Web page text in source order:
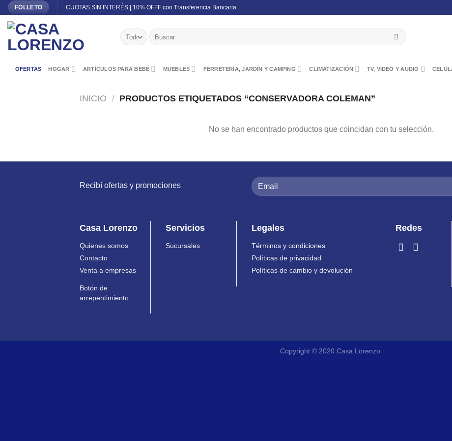
Skip
content
FOLLETO CUOTAS SIN INTERÉS | 10% OFFF con Transferencia Bancaria
Buscar
por:
OFERTAS HOGAR ARTÍCULOS PARA BEBÉ MUEBLES FERRETERÍA, JARDÍN Y CAMPING CLIMATIZACIÓN TV, VIDEO Y AUDIO
INICIO / PRODUCTOS ETIQUETADOS “CONSERVADORA COLEMAN”
No se han encontrado productos que coincidan con tu selección.
Recibí ofertas y promociones
Casa Lorenzo
Quienes somos
Contacto
Venta a empresas
Botón de
arrepentimiento
Servicios
Sucursales
Legales
Términos y condiciones
Políticas de privacidad
Políticas de cambio y devolución
Redes
Copyright © 2020 Casa Lorenzo